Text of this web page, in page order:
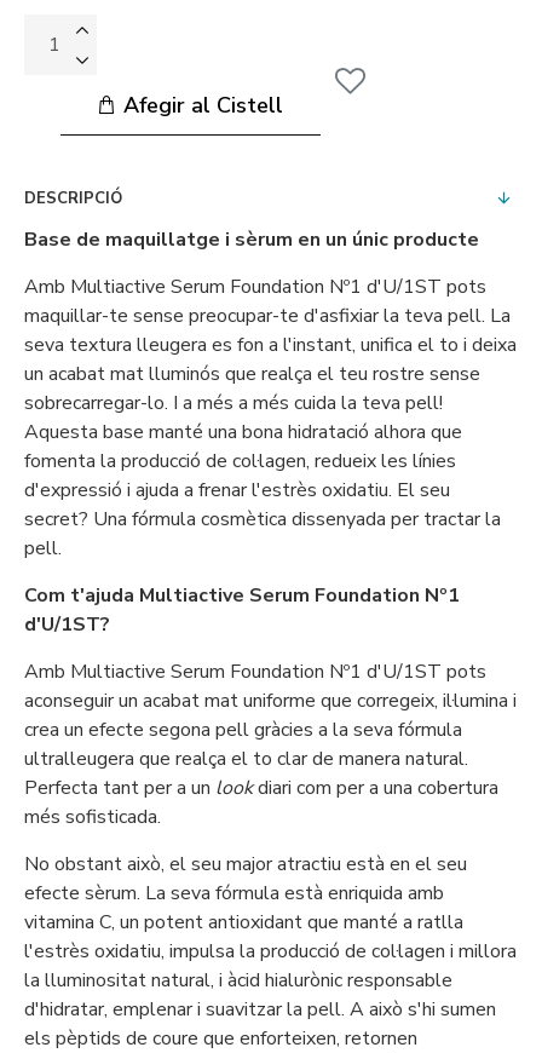
Afegir al Cistell
DESCRIPCIÓ
Base de maquillatge i sèrum en un únic producte
Amb Multiactive Serum Foundation Nº1 d'U/1ST pots
maquillar-te sense preocupar-te d'asfixiar la teva pell. La
seva textura lleugera es fon a l'instant, unifica el to i deixa
un acabat mat lluminós que realça el teu rostre sense
sobrecarregar-lo. I a més a més cuida la teva pell!
Aquesta base manté una bona hidratació alhora que
fomenta la producció de col·lagen, redueix les línies
d'expressió i ajuda a frenar l'estrès oxidatiu. El seu
secret? Una fórmula cosmètica dissenyada per tractar la
pell.
Com t'ajuda Multiactive Serum Foundation Nº1
d'U/1ST?
Amb Multiactive Serum Foundation Nº1 d'U/1ST pots
aconseguir un acabat mat uniforme que corregeix, il·lumina i
crea un efecte segona pell gràcies a la seva fórmula
ultralleugera que realça el to clar de manera natural.
Perfecta tant per a un lookdiari com per a una cobertura
més sofisticada.
No obstant això, el seu major atractiu està en el seu
efecte sèrum. La seva fórmula està enriquida amb
vitamina C, un potent antioxidant que manté a ratlla
l'estrès oxidatiu, impulsa la producció de col·lagen i millora
la lluminositat natural, i àcid hialurònic responsable
d'hidratar, emplenar i suavitzar la pell. A això s'hi sumen
els pèptids de coure que enforteixen, retornen